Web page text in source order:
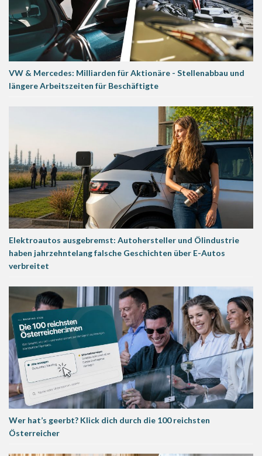
VW & Mercedes: Milliarden für Aktionäre - Stellenabbau und
längere Arbeitszeiten für Beschäftigte
Elektroautos ausgebremst: Autohersteller und Ölindustrie
haben jahrzehntelang falsche Geschichten über E-Autos
verbreitet
Wer hat’s geerbt? Klick dich durch die 100 reichsten
Österreicher